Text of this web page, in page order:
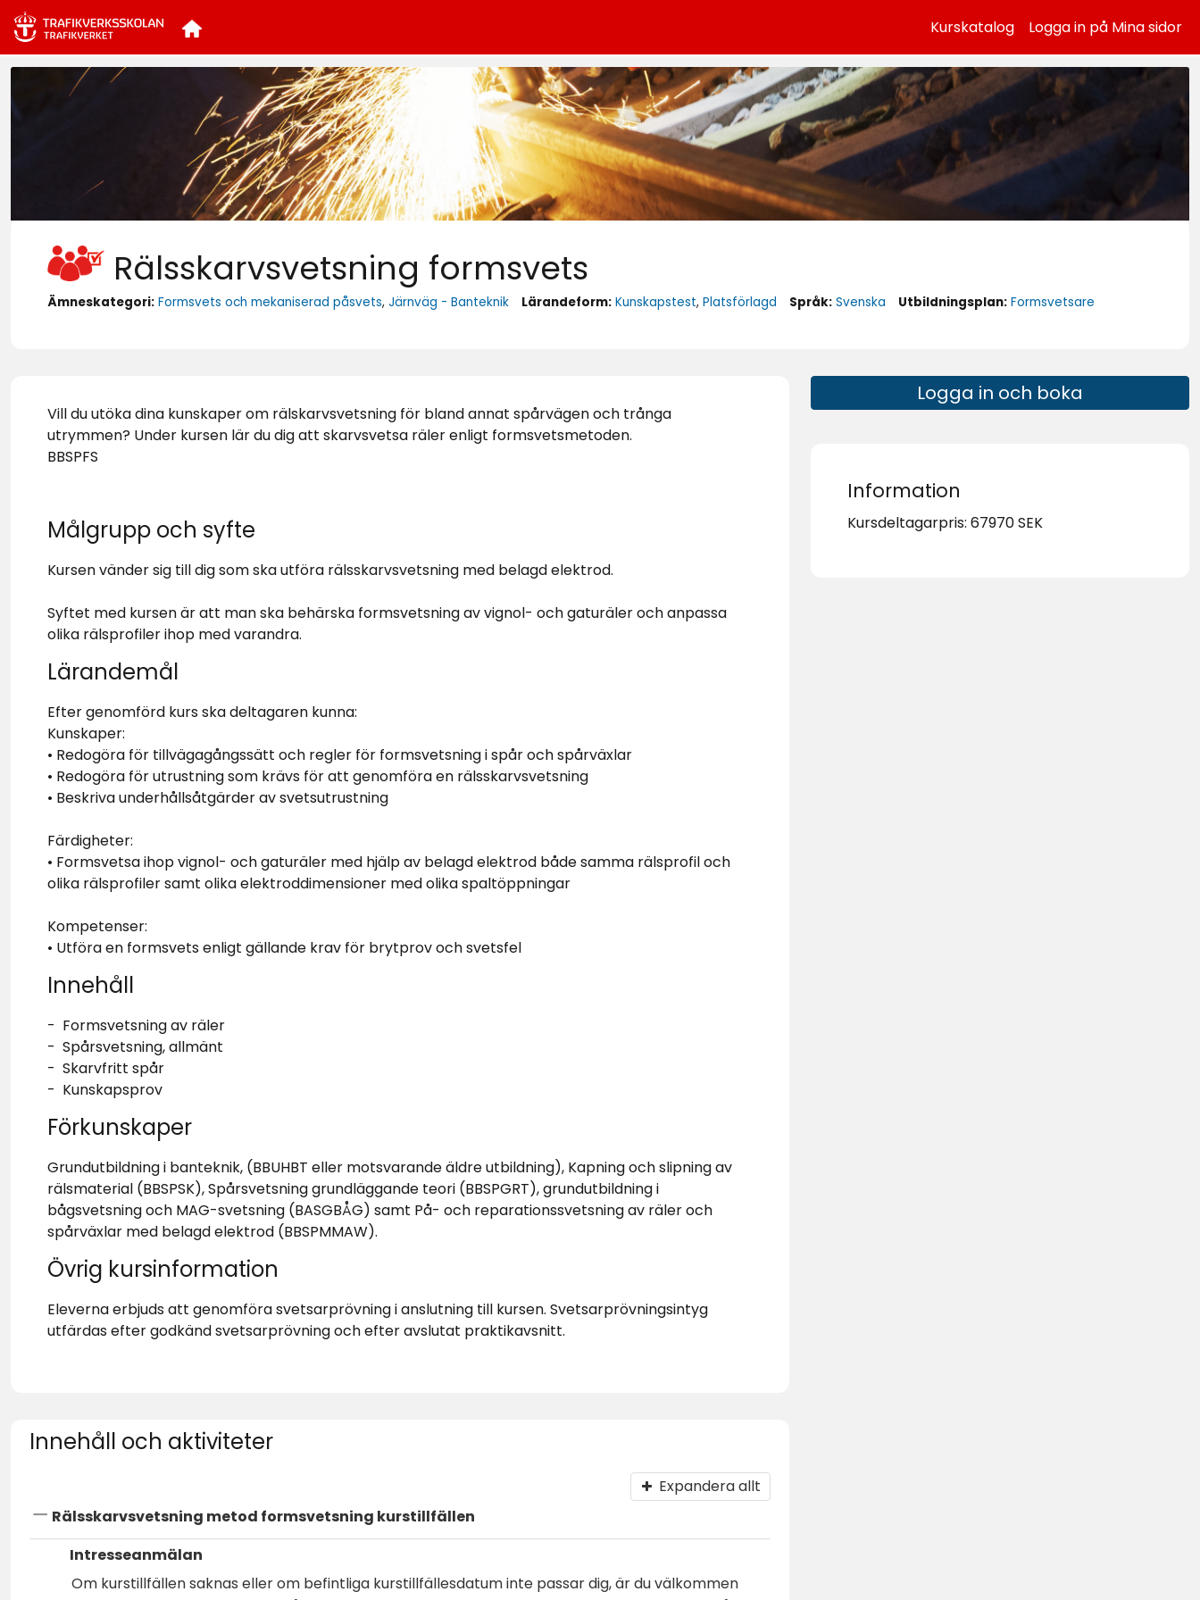
Kurskatalog Logga in på Mina sidor
Rälsskarvsvetsning formsvets
Ämneskategori: Formsvets och mekaniserad påsvets, Järnväg - Banteknik Lärandeform: Kunskapstest, Platsförlagd Språk: Svenska Utbildningsplan: Formsvetsare
Vill du utöka dina kunskaper om rälskarvsvetsning för bland annat spårvägen och trånga
utrymmen? Under kursen lär du dig att skarvsvetsa räler enligt formsvetsmetoden.
BBSPFS
Målgrupp och syfte
Kursen vänder sig till dig som ska utföra rälsskarvsvetsning med belagd elektrod.
Syftet med kursen är att man ska behärska formsvetsning av vignol- och gaturäler och anpassa
olika rälsprofiler ihop med varandra.
Lärandemål
Efter genomförd kurs ska deltagaren kunna:
Kunskaper:
• Redogöra för tillvägagångssätt och regler för formsvetsning i spår och spårväxlar
• Redogöra för utrustning som krävs för att genomföra en rälsskarvsvetsning
• Beskriva underhållsåtgärder av svetsutrustning
Färdigheter:
• Formsvetsa ihop vignol- och gaturäler med hjälp av belagd elektrod både samma rälsprofil och
olika rälsprofiler samt olika elektroddimensioner med olika spaltöppningar
Kompetenser:
• Utföra en formsvets enligt gällande krav för brytprov och svetsfel
Innehåll
- Formsvetsning av räler
- Spårsvetsning, allmänt
- Skarvfritt spår
- Kunskapsprov
Förkunskaper
Grundutbildning i banteknik, (BBUHBT eller motsvarande äldre utbildning), Kapning och slipning av
rälsmaterial (BBSPSK), Spårsvetsning grundläggande teori (BBSPGRT), grundutbildning i
bågsvetsning och MAG-svetsning (BASGBÅG) samt På- och reparationssvetsning av räler och
spårväxlar med belagd elektrod (BBSPMMAW).
Övrig kursinformation
Eleverna erbjuds att genomföra svetsarprövning i anslutning till kursen. Svetsarprövningsintyg
utfärdas efter godkänd svetsarprövning och efter avslutat praktikavsnitt.
Innehåll och aktiviteter
Expandera allt
Rälsskarvsvetsning metod formsvetsning kurstillfällen
Intresseanmälan
Om kurstillfällen saknas eller om befintliga kurstillfällesdatum inte passar dig, är du välkommen
Logga in och boka
Information
Kursdeltagarpris: 67970 SEK